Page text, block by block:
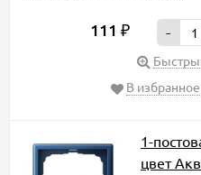
111 ₽ -
В избранное
1-
цвет